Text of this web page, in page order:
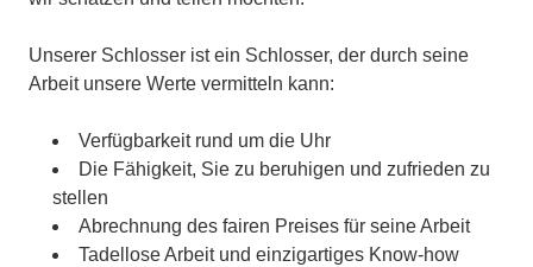
Unserer Schlosser ist ein Schlosser, der durch seine
Arbeit unsere Werte vermitteln kann:
Verfügbarkeit rund um die Uhr
Die Fähigkeit, Sie zu beruhigen und zufrieden zu
stellen
Abrechnung des fairen Preises für seine Arbeit
Tadellose Arbeit und einzigartiges Know-how